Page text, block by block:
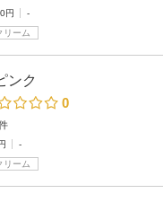
円
-
リーム
ンク
0
-
リーム